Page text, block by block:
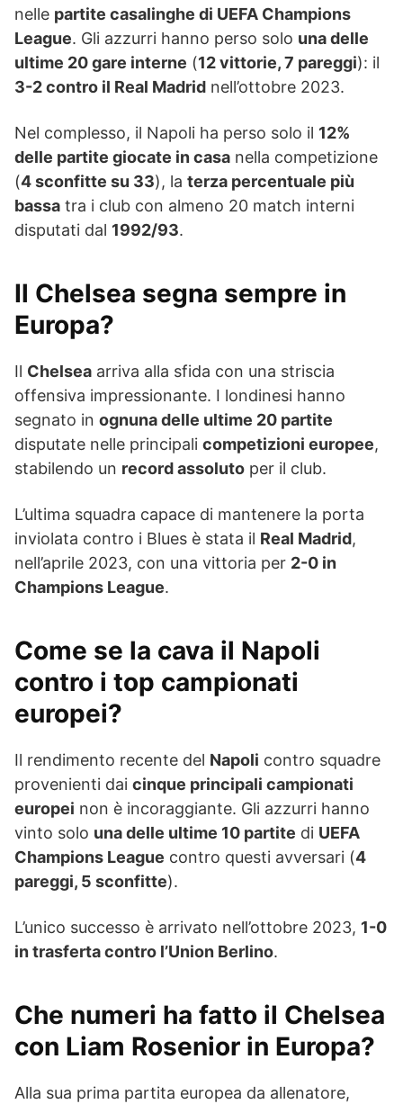
nelle partite casalinghe di UEFA Champions
League. Gli azzurri hanno perso solo una delle
ultime 20 gare interne (12 vittorie, 7 pareggi): il
3-2 contro il Real Madrid nell’ottobre 2023.
Nel complesso, il Napoli ha perso solo il 12%
delle partite giocate in casa nella competizione
(4 sconfitte su 33), la terza percentuale più
bassa tra i club con almeno 20 match interni
disputati dal 1992/93.
Il Chelsea segna sempre in
Europa?
Il Chelsea arriva alla sfida con una striscia
offensiva impressionante. I londinesi hanno
segnato in ognuna delle ultime 20 partite
disputate nelle principali competizioni europee,
stabilendo un record assoluto per il club.
L’ultima squadra capace di mantenere la porta
inviolata contro i Blues è stata il Real Madrid,
nell’aprile 2023, con una vittoria per 2-0 in
Champions League.
Come se la cava il Napoli
contro i top campionati
europei?
Il rendimento recente del Napoli contro squadre
provenienti dai cinque principali campionati
europei non è incoraggiante. Gli azzurri hanno
vinto solo una delle ultime 10 partite di UEFA
Champions League contro questi avversari (4
pareggi, 5 sconfitte).
L’unico successo è arrivato nell’ottobre 2023, 1-0
in trasferta contro l’Union Berlino.
Che numeri ha fatto il Chelsea
con Liam Rosenior in Europa?
Alla sua prima partita europea da allenatore,